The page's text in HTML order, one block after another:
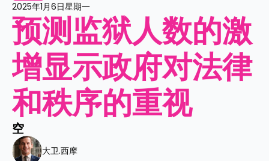
2025年1月6日星期一
预测监狱人数的激
增显示政府对法律
和秩序的重视
空
大卫.西摩